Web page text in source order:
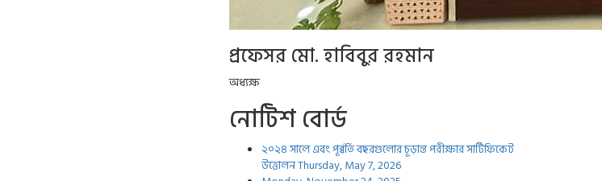
প্রফেসর মো. হাবিবুর রহমান
অধ্যক্ষ
নোটিশ বোর্ড
২০২৪ সালে এবং পূর্ব্বর্তি বছরগুলোর চূড়ান্ত পরীক্ষার সার্টিফিকেট
উত্তোলনThursday, May 7, 2026